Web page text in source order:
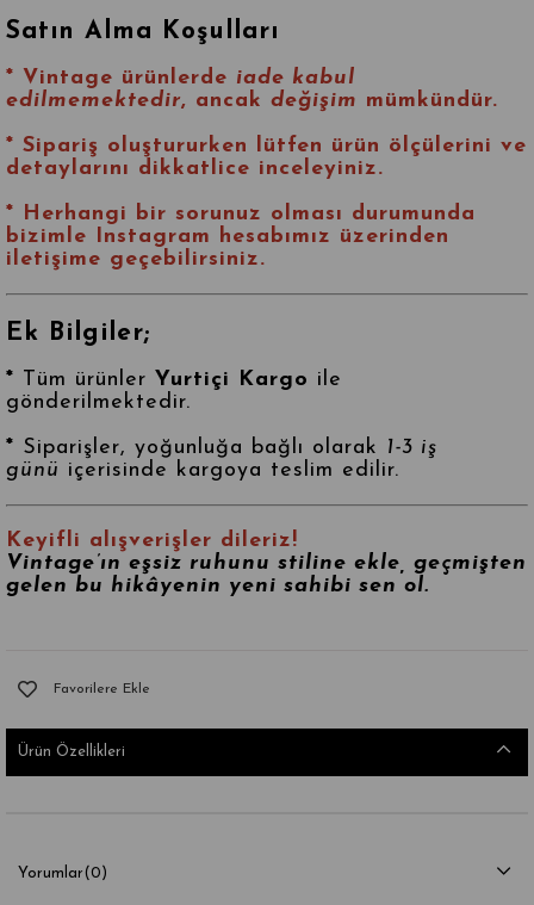
Satın Alma Koşulları
* Vintage ürünlerde iade kabul
edilmemektedir, ancak değişim mümkündür.
* Sipariş oluştururken lütfen ürün ölçülerini ve
detaylarını dikkatlice inceleyiniz.
* Herhangi bir sorunuz olması durumunda
bizimle Instagram hesabımız üzerinden
iletişime geçebilirsiniz.
Ek Bilgiler;
* Tüm ürünler Yurtiçi Kargo ile
gönderilmektedir.
* Siparişler, yoğunluğa bağlı olarak 1-3 iş
günü içerisinde kargoya teslim edilir.
Keyifli alışverişler dileriz!
Vintage’ın eşsiz ruhunu stiline ekle, geçmişten
gelen bu hikâyenin yeni sahibi sen ol.
Favorilere Ekle
Ürün Özellikleri
Yorumlar(0)